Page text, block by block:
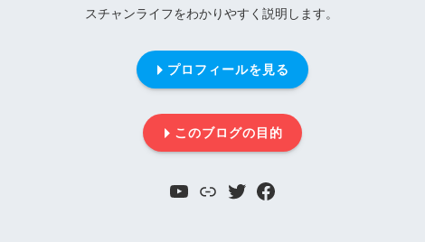
スチャンライフをわかりやすく説明します。
プロフィールを見る
このブログの目的
YouTube
リンク TwitterFacebook